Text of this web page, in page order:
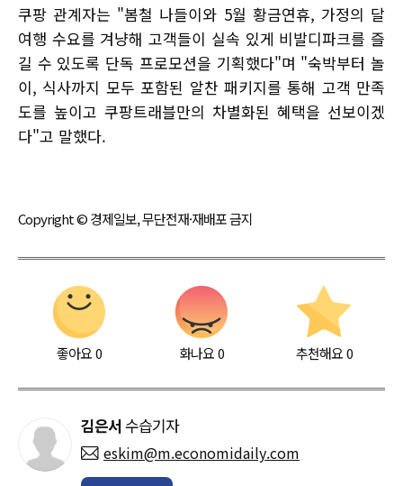
쿠팡 관계자는 "봄철 나들이와 5월 황금연휴, 가정의 달
여행 수요를 겨냥해 고객들이 실속 있게 비발디파크를 즐
길 수 있도록 단독 프로모션을 기획했다"며 "숙박부터 놀
이, 식사까지 모두 포함된 알찬 패키지를 통해 고객 만족
도를 높이고 쿠팡트래블만의 차별화된 혜택을 선보이겠
다"고 말했다.
Copyright © 경제일보, 무단전재·재배포 금지
좋아요0 화나요0 추천해요 0
김은서수습기자
eskim@m.economidaily.com